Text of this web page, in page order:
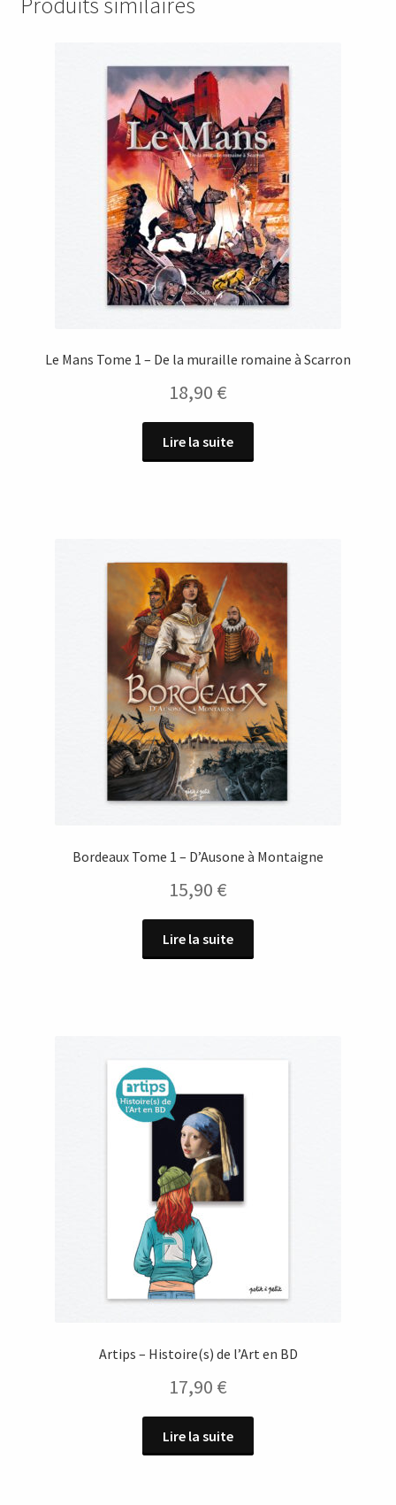
Le Mans Tome 1 – De la muraille romaine à Scarron
18,90 €
Lire la suite
Bordeaux Tome 1 – D’Ausone à Montaigne
15,90 €
Lire la suite
Artips – Histoire(s) de l’Art en BD
17,90 €
Lire la suite